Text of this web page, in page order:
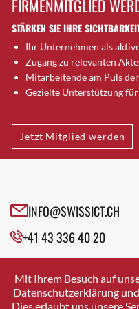
Brütten
Bubendorf
Bubikon
Buchs (SG)
Burgdorf
Bülach
Cazis
Cham
Davos Platz
Davos Platz 1
Dietikon
Dietlikon
FIRMENMITGLIED
STÄRKEN SIE IHRE
Ihr Unternehmen als
Zugang zu relevanten
Mitarbeitende am Puls
Gezielte Unterstützung
Jetzt Mitglied werden
INFO@SWISSICT.CH
+41 43 336 40 20
SWISSICT
VULKANSTRASSE 120
8048 ZURICH
Mit Ihrem Besuch auf
Datenschutzerklärung
Dies erlaubt uns unsere